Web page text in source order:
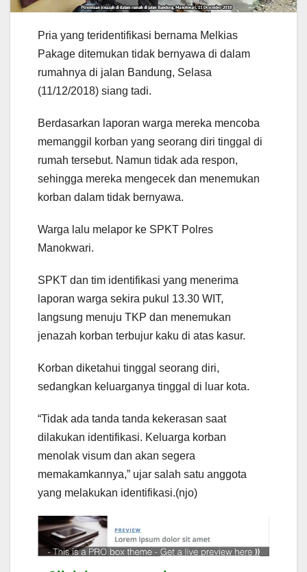
Pria yang teridentifikasi bernama Melkias
Pakage ditemukan tidak bernyawa di dalam
rumahnya di jalan Bandung, Selasa
(11/12/2018) siang tadi.
Berdasarkan laporan warga mereka mencoba
memanggil korban yang seorang diri tinggal di
rumah tersebut. Namun tidak ada respon,
sehingga mereka mengecek dan menemukan
korban dalam tidak bernyawa.
Warga lalu melapor ke SPKT Polres
Manokwari.
SPKT dan tim identifikasi yang menerima
laporan warga sekira pukul 13.30 WIT,
langsung menuju TKP dan menemukan
jenazah korban terbujur kaku di atas kasur.
Korban diketahui tinggal seorang diri,
sedangkan keluarganya tinggal di luar kota.
“Tidak ada tanda tanda kekerasan saat
dilakukan identifikasi. Keluarga korban
menolak visum dan akan segera
memakamkannya,” ujar salah satu anggota
yang melakukan identifikasi.(njo)